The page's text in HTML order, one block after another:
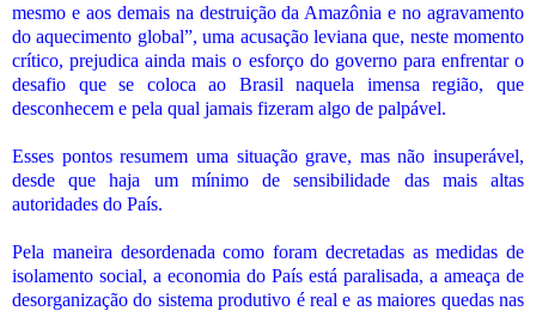
mesmo e aos demais na destruição da Amazônia e no agravamento
do aquecimento global”, uma acusação leviana que, neste momento
crítico, prejudica ainda mais o esforço do governo para enfrentar o
desafio que se coloca ao Brasil naquela imensa região, que
desconhecem e pela qual jamais fizeram algo de palpável.
Esses pontos resumem uma situação grave, mas não insuperável,
desde que haja um mínimo de sensibilidade das mais altas
autoridades do País.
Pela maneira desordenada como foram decretadas as medidas de
isolamento social, a economia do País está paralisada, a ameaça de
desorganização do sistema produtivo é real e as maiores quedas nas